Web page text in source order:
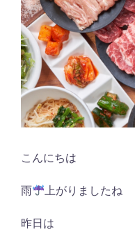
こんにちは
雨 上がりましたね
昨日は